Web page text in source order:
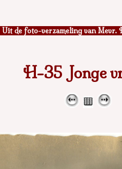
Uit de foto-verzameling van Mevr.
H-35 Jonge